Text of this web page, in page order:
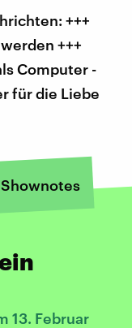
+++
+++
Computer -
für die Liebe
Shownotes
13. Februar